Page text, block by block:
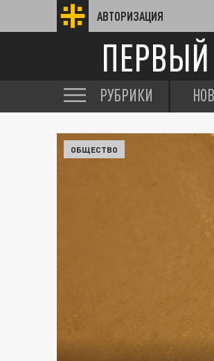
АВТОРИЗАЦИЯ
РУБРИКИ
ОБЩЕСТВО